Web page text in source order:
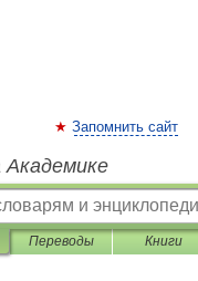
Запомнить сайт
Академике
Переводы Книги